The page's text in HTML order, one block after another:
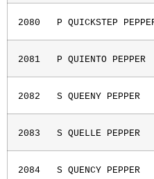
2080 P QUICKSTEP
2081 P QUIENTO PEPPER
2082 S QUEENY PEPPER
2083 S QUELLE PEPPER
2084 S QUENCY PEPPER